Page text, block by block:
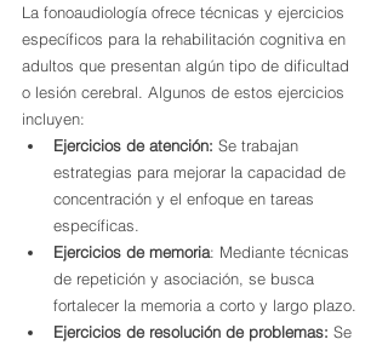
La fonoaudiología ofrece técnicas y ejercicios
específicos para la rehabilitación cognitiva en
adultos que presentan algún tipo de dificultad
o lesión cerebral. Algunos de estos ejercicios
incluyen:
Ejercicios de atención: Se trabajan
estrategias para mejorar la capacidad de
concentración y el enfoque en tareas
específicas.
Ejercicios de memoria: Mediante técnicas
de repetición y asociación, se busca
fortalecer la memoria a corto y largo plazo.
Ejercicios de resolución de problemas: Se